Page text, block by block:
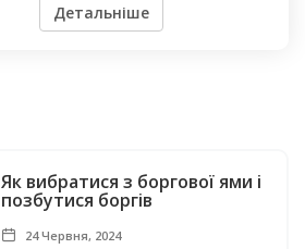
Детальніше
Як вибратися з боргової ями і
позбутися боргів
24 Червня, 2024